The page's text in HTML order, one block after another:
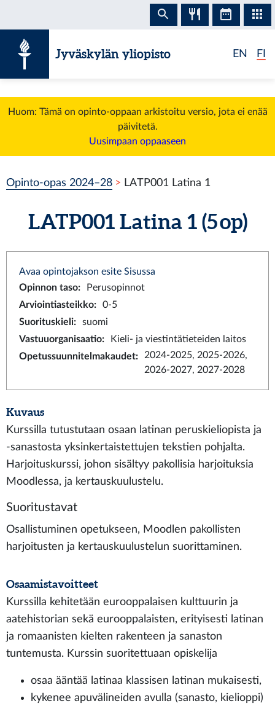
Jyväskylän yliopisto EN FI
Huom: Tämä on opinto-oppaan arkistoitu versio, jota ei enää
päivitetä.
Uusimpaan oppaaseen
Opinto-opas 2024–28 LATP001 Latina 1
LATP001 Latina 1 (5 op)
Avaa opintojakson esite Sisussa
Opinnon taso:
Perusopinnot
Arviointiasteikko:
0-5
Suorituskieli:
suomi
Vastuuorganisaatio:
Kieli- ja viestintätieteiden laitos
Opetussuunnitelmakaudet:
2024-2025, 2025-2026,
2026-2027, 2027-2028
Kuvaus
Kurssilla tutustutaan osaan latinan perus­kieliopista ja
‑sanastosta yksinkertaistettujen tekstien pohjalta.
Harjoituskurssi, johon sisältyy pakollisia harjoituksia
Moodlessa, ja kertauskuulustelu.
Suoritustavat
Osallistuminen opetukseen, Moodlen pakollisten
harjoitusten ja kertauskuulustelun suorittaminen.
Osaamistavoitteet
Kurssilla kehitetään eurooppalaisen kulttuurin ja
aatehistorian sekä eurooppalaisten, erityisesti latinan
ja romaanisten kielten rakenteen ja sanaston
tuntemusta. Kurssin suoritettuaan opiskelija
osaa ääntää latinaa klassisen latinan mukaisesti,
kykenee apuvälineiden avulla (sanasto, kielioppi)